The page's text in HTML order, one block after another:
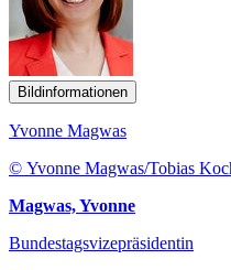
Bildinformationen
Yvonne Magwas
© Yvonne Magwas/Tobias
Magwas, Yvonne
Bundestagsvizepräsidentin